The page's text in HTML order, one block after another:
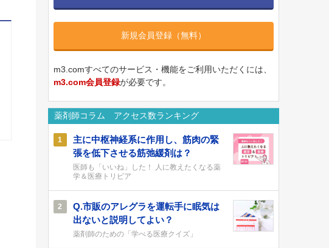
新規会員登録（無料）
m3.comすべてのサービス・機能をご利用いただくには、
m3.com会員登録が必要です。
薬剤師コラム アクセス数ランキング
1
主に中枢神経系に作用し、筋肉の緊
張を低下させる筋弛緩剤は？
医師も「いいね」した！ 人に教えたくなる薬
学＆医療トリビア
2
Q.市販のアレグラを運転手に眠気は
出ないと説明してよい？
薬剤師のための「学べる医療クイズ」